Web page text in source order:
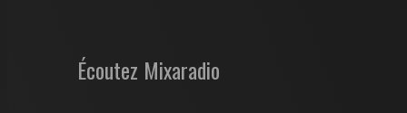
Écoutez Mixaradio